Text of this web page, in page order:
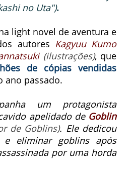
no Uta").
light novel de aventura e
autores Kagyuu Kumo
(ilustrações), que
de cópias vendidas
ano passado.
um protagonista
apelidado de Goblin
de Goblins). Ele dedicou
eliminar goblins após
por uma horda